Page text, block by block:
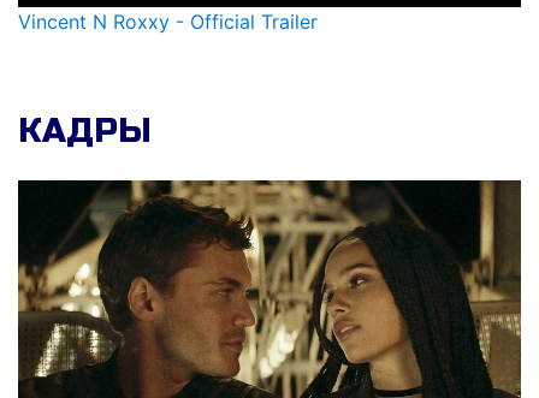
Vincent N Roxxy - Official Trailer
КАДРЫ